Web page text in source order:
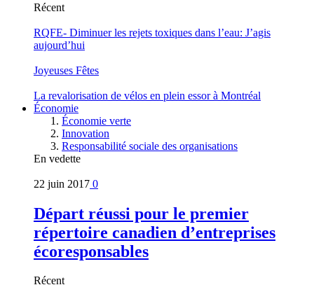
Récent
RQFE- Diminuer les rejets toxiques dans l’eau: J’agis
aujourd’hui
Joyeuses Fêtes
La revalorisation de vélos en plein essor à Montréal
Économie
Économie verte
Innovation
Responsabilité sociale des organisations
En vedette
22 juin 2017 0
Départ réussi pour le premier
répertoire canadien d’entreprises
écoresponsables
Récent